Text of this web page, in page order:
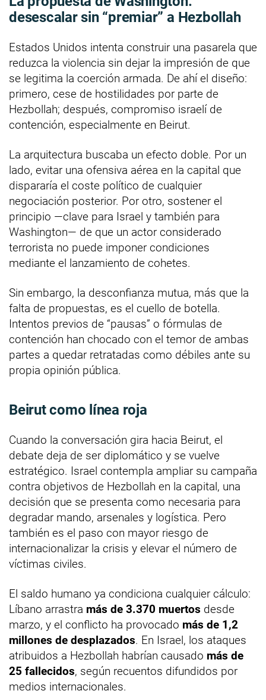
desescalar sin “premiar” a Hezbollah
Estados Unidos intenta construir una pasarela que
reduzca la violencia sin dejar la impresión de que
se legitima la coerción armada. De ahí el diseño:
primero, cese de hostilidades por parte de
Hezbollah; después, compromiso israelí de
contención, especialmente en Beirut.
La arquitectura buscaba un efecto doble. Por un
lado, evitar una ofensiva aérea en la capital que
dispararía el coste político de cualquier
negociación posterior. Por otro, sostener el
principio —clave para Israel y también para
Washington— de que un actor considerado
terrorista no puede imponer condiciones
mediante el lanzamiento de cohetes.
Sin embargo, la desconfianza mutua, más que la
falta de propuestas, es el cuello de botella.
Intentos previos de “pausas” o fórmulas de
contención han chocado con el temor de ambas
partes a quedar retratadas como débiles ante su
propia opinión pública.
Beirut como línea roja
Cuando la conversación gira hacia Beirut, el
debate deja de ser diplomático y se vuelve
estratégico. Israel contempla ampliar su campaña
contra objetivos de Hezbollah en la capital, una
decisión que se presenta como necesaria para
degradar mando, arsenales y logística. Pero
también es el paso con mayor riesgo de
internacionalizar la crisis y elevar el número de
víctimas civiles.
El saldo humano ya condiciona cualquier cálculo:
Líbano arrastra más de 3.370 muertos desde
marzo, y el conflicto ha provocado más de 1,2
millones de desplazados. En Israel, los ataques
atribuidos a Hezbollah habrían causado más de
25 fallecidos, según recuentos difundidos por
medios internacionales.